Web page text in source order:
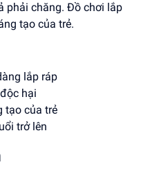
phải chăng. Đồ chơi lắp
tạo của trẻ.
lắp ráp
hại
tạo của trẻ
trở lên